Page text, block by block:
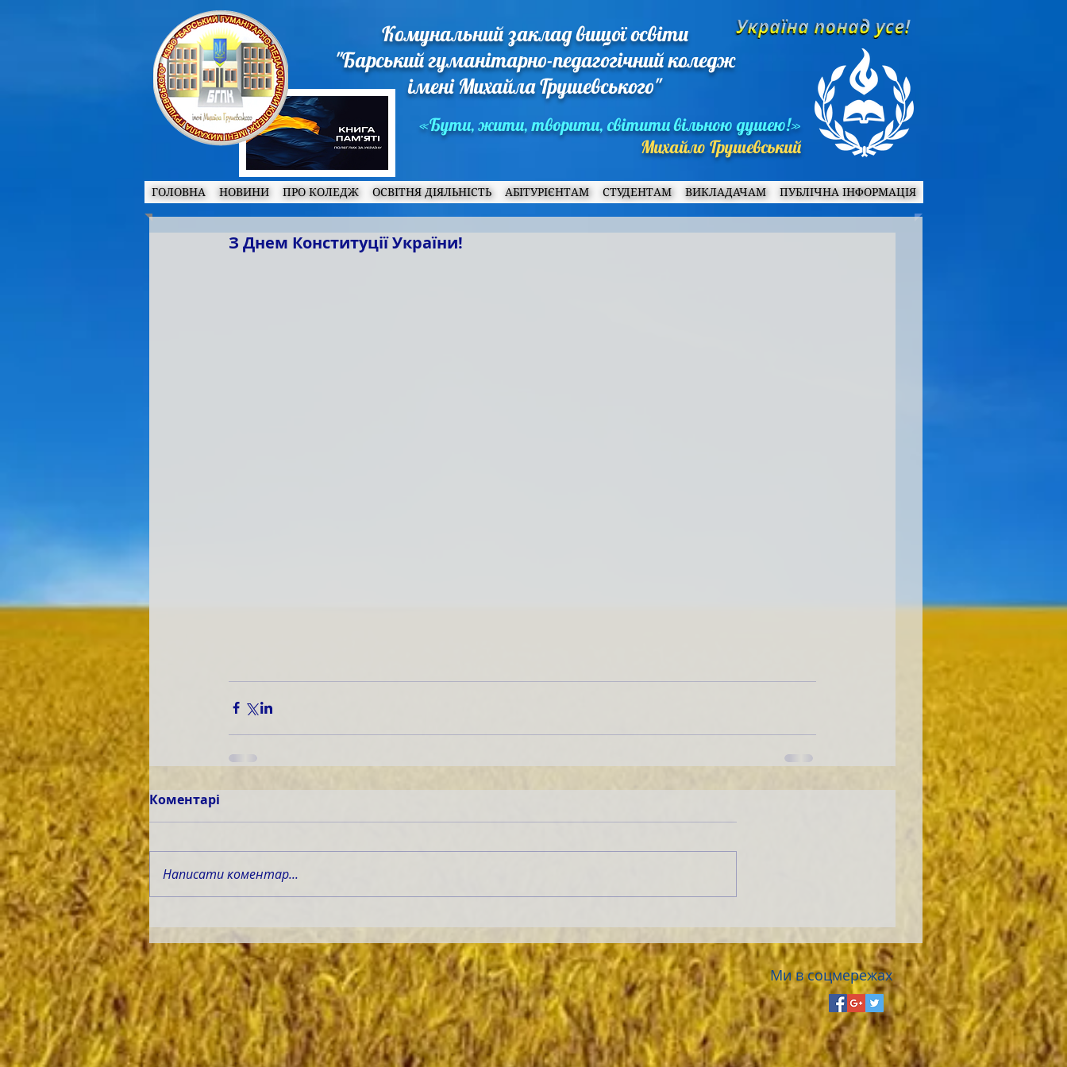
Комунальний заклад вищої освіти
"Барський гуманітарно-педагогічний коледж
імені Михайла Грушевського"
«Бути, жити, творити, світити вільною душею!»
Михайло Грушевський
ГОЛОВНА НОВИНИ ПРО КОЛЕДЖ ОСВІТНЯ ДІЯЛЬНІСТЬ АБІТУРІЄНТАМ СТУДЕНТАМ ВИКЛАДАЧАМ ПУБЛІЧНА ІНФОРМАЦІЯ
З Днем Конституції України!
Коментарі
Написати коментар...
Ми в соцмережах